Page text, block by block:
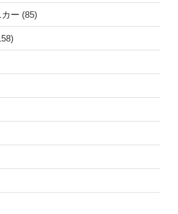
ー (85)